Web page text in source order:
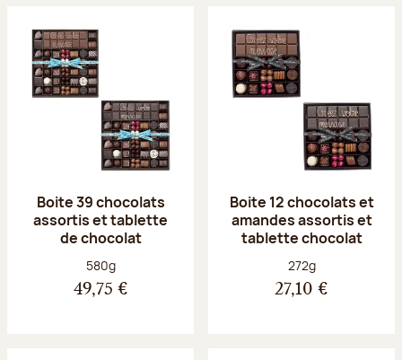
Boite 39 chocolats
assortis et tablette
de chocolat
Poids net :
580g
49,75 €
Boite 12 chocolats et
amandes assortis et
tablette chocolat
Poids net :
272g
27,10 €